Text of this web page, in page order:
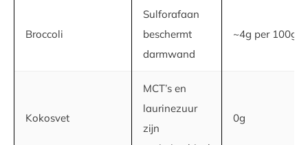
Broccoli
Sulforafaan
beschermt
darmwand
~4g per 100g
Kokosvet
MCT’s en
laurinezuur
zijn
0g